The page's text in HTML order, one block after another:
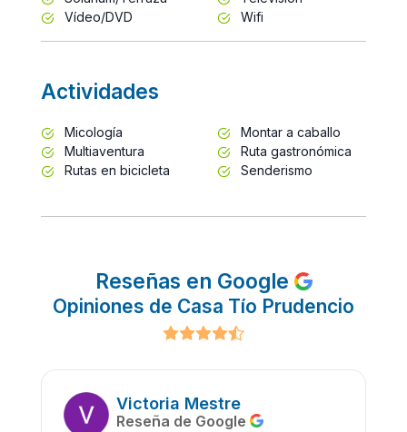
Vídeo/DVD
Wifi
Actividades
Micología
Montar a caballo
Multiaventura
Ruta gastronómica
Rutas en bicicleta
Senderismo
Reseñas en Google
Opiniones de Casa Tío Prudencio
Victoria Mestre
Reseña de Google